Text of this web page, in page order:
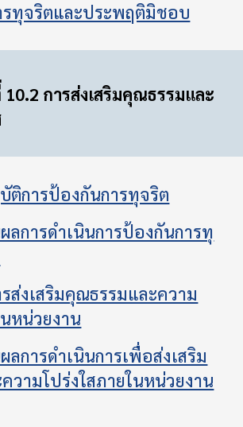
รทุจริตและประพฤติมิชอบ
การส่งเสริมคุณธรรมและ
ติการป้องกันการทุจริต
ลการดําเนินการป้องกันการทุ
ส่งเสริมคุณธรรมและความ
หน่วยงาน
ลการดำเนินการเพื่อส่งเสริม
วามโปร่งใสภายในหน่วยงาน